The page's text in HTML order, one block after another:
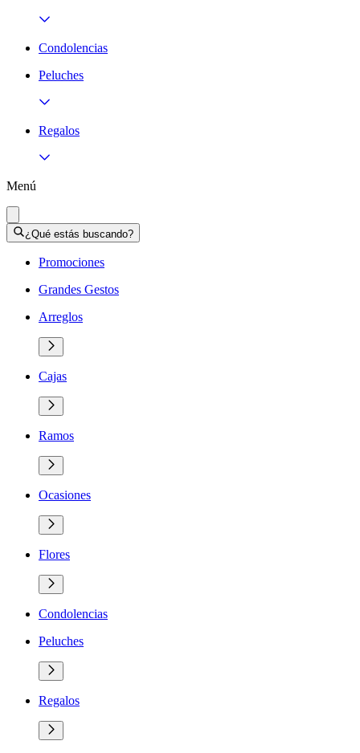
Condolencias
Peluches
Regalos
Menú
¿Qué estás buscando?
Promociones
Grandes Gestos
Arreglos
Cajas
Ramos
Ocasiones
Flores
Condolencias
Peluches
Regalos